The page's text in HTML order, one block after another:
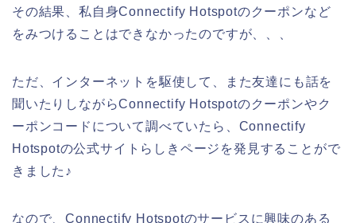
その結果、私自身Connectify Hotspotのクーポンなど
をみつけることはできなかったのですが、、、
ただ、インターネットを駆使して、また友達にも話を
聞いたりしながらConnectify Hotspotのクーポンやク
ーポンコードについて調べていたら、Connectify
Hotspotの公式サイトらしきページを発見することがで
きました♪
なので、Connectify Hotspotのサービスに興味のある